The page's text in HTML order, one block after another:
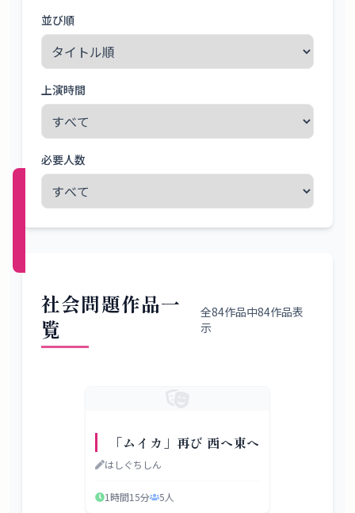
登録
（無
並び順
上演時間
必要人数
社会問題作品一
覧
全84作品中84作品表
示
「ムイカ」再び 西へ東へ
はしぐちしん
1時間15分 5人